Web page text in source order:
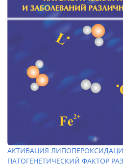
АКТИВАЦИЯ
ПАТОГЕНЕТИЧЕСКИЙ ФАКТОР